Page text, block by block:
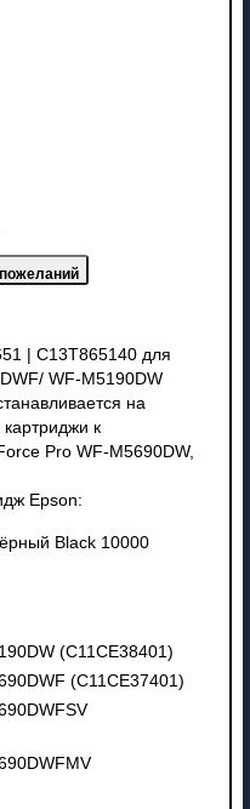
| C13T865140 для
WF-M5190DW
на
к
Pro WF-M5690DW,
Epson:
Black 10000
(C11CE38401)
(C11CE37401)